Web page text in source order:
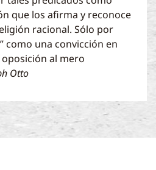
que los afirma y reconoce
racional. Sólo por
como una convicción en
al mero
Otto